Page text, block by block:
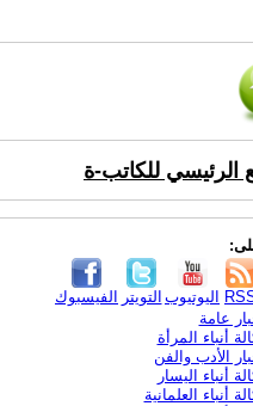
الرئيسي للكاتب-ة
الفيسبوك التويتر اليوتيوب
عامة
أنباء المرأة
الأدب والفن
أنباء اليسار
أنباء العلمانية